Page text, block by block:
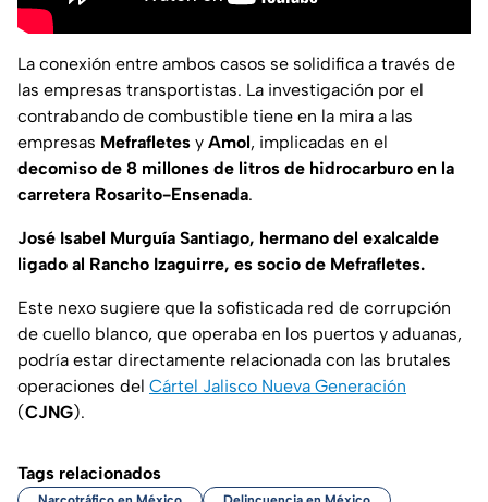
La conexión entre ambos casos se solidifica a través de
las empresas transportistas. La investigación por el
contrabando de combustible tiene en la mira a las
empresas Mefrafletes y Amol, implicadas en el
decomiso de 8 millones de litros de hidrocarburo en la
carretera Rosarito-Ensenada.
José Isabel Murguía Santiago, hermano del exalcalde
ligado al Rancho Izaguirre, es socio de Mefrafletes.
Este nexo sugiere que la sofisticada red de corrupción
de cuello blanco, que operaba en los puertos y aduanas,
podría estar directamente relacionada con las brutales
operaciones del Cártel Jalisco Nueva Generación
(CJNG).
Tags relacionados